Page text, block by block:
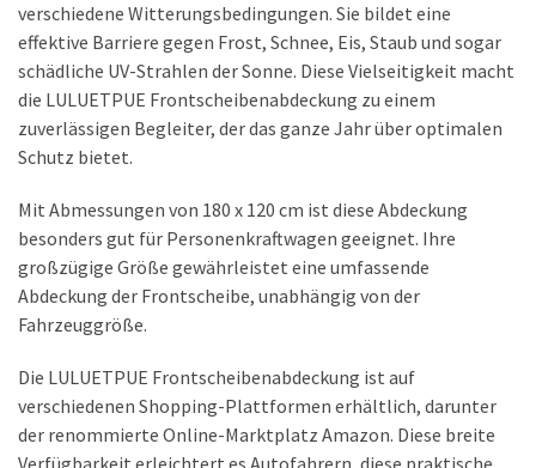
verschiedene Witterungsbedingungen. Sie bildet eine
effektive Barriere gegen Frost, Schnee, Eis, Staub und sogar
schädliche UV-Strahlen der Sonne. Diese Vielseitigkeit macht
die LULUETPUE Frontscheibenabdeckung zu einem
zuverlässigen Begleiter, der das ganze Jahr über optimalen
Schutz bietet.
Mit Abmessungen von 180 x 120 cm ist diese Abdeckung
besonders gut für Personenkraftwagen geeignet. Ihre
großzügige Größe gewährleistet eine umfassende
Abdeckung der Frontscheibe, unabhängig von der
Fahrzeuggröße.
Die LULUETPUE Frontscheibenabdeckung ist auf
verschiedenen Shopping-Plattformen erhältlich, darunter
der renommierte Online-Marktplatz Amazon. Diese breite